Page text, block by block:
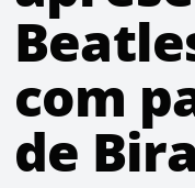
com
de Bira